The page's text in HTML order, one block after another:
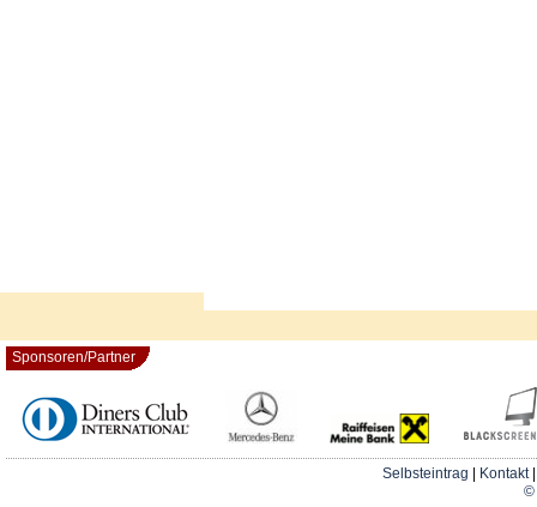
Sponsoren/Partner
Selbsteintrag Kontakt
©